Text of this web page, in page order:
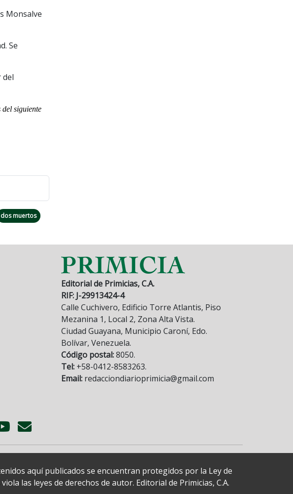
Monsalve
Se
del
siguiente
dos muertos
Editorial de Primicias, C.A.
RIF: J-29913424-4
Calle Cuchivero, Edificio Torre Atlantis, Piso
Mezanina 1, Local 2, Zona Alta Vista.
Ciudad Guayana, Municipio Caroní, Edo.
Bolívar, Venezuela.
Código postal:8050.
Tel: +58-0412-8583263.
Email: redacciondiarioprimicia@gmail.com
aquí publicados se encuentran protegidos por la Ley de
las leyes de derechos de autor. Editorial de Primicias, C.A.